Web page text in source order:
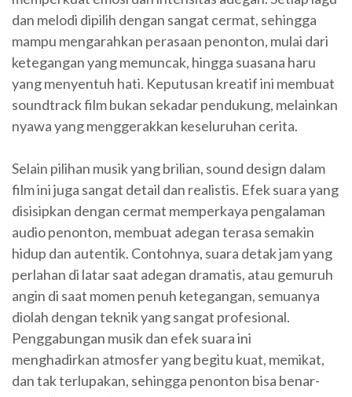
dan melodi dipilih dengan sangat cermat, sehingga
mampu mengarahkan perasaan penonton, mulai dari
ketegangan yang memuncak, hingga suasana haru
yang menyentuh hati. Keputusan kreatif ini membuat
soundtrack film bukan sekadar pendukung, melainkan
nyawa yang menggerakkan keseluruhan cerita.
Selain pilihan musik yang brilian, sound design dalam
film ini juga sangat detail dan realistis. Efek suara yang
disisipkan dengan cermat memperkaya pengalaman
audio penonton, membuat adegan terasa semakin
hidup dan autentik. Contohnya, suara detak jam yang
perlahan di latar saat adegan dramatis, atau gemuruh
angin di saat momen penuh ketegangan, semuanya
diolah dengan teknik yang sangat profesional.
Penggabungan musik dan efek suara ini
menghadirkan atmosfer yang begitu kuat, memikat,
dan tak terlupakan, sehingga penonton bisa benar-